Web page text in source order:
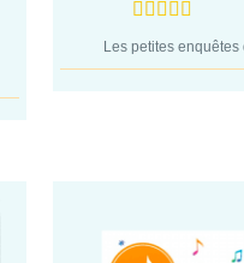
Les petites enquêtes